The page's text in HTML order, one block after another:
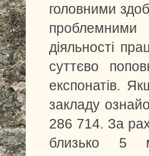
головними
проблемними
діяльності
суттєво
експонатів.
закладу
286 714. За
близько 5